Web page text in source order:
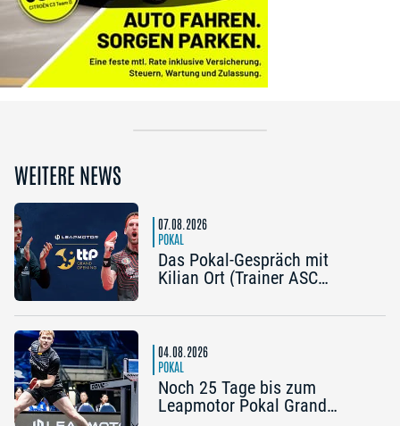
WEITERE NEWS
07.08.2026
POKAL
Das Pokal-Gespräch mit
Kilian Ort (Trainer ASC
Mengel (Post SV
wäre noch einmal schön“
04.08.2026
POKAL
Noch 25 Tage bis zum
Leapmotor Pokal Grand